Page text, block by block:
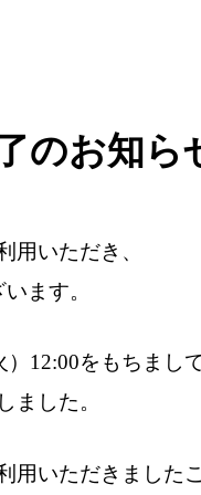
のお知ら
用いただき、
ます。
12:00をもちまして
ました。
いただきましたこ